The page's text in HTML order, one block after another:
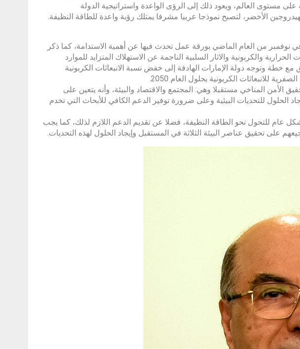
مستوى العالم، ويعود ذلك إلى الرؤى الواعدة واستراتيجية الدولة
الأخضر، لتصبح نموذجا عربيا مشرفا يمتلك رؤية واعدة للطاقة النظيفة.
في قمة المناخ 27 التي عقدت في نوفمبر من العام الماضي بورقة عمل تحدث فيها عن أهمية الاستدامة، كما ذكر
والكربونية والاثار السلبية الناجمة عن الاستهلاك المتزايد للموارد
مع خطة وتوجه دولة الإمارات الهادفة إلى خفض نسبة الانبعاثات الكربونية
الأمن المناخي مستقبلا وهي: المجتمع والاقتصاد والبيئة، وأنه يتعين على
الحلول للتحديات البيئية وعلى ضرورة توفير الدعم الكافي للأبحاث التي تخدم
للتحول نحو الطاقة النظيفة، فضلا عن تقديم الدعم اللازم لذلك، كما يجب
على تحقيق عناصر البيئة الثلاثة في المستقبل وإيجاد الحلول لهذه التحديات.